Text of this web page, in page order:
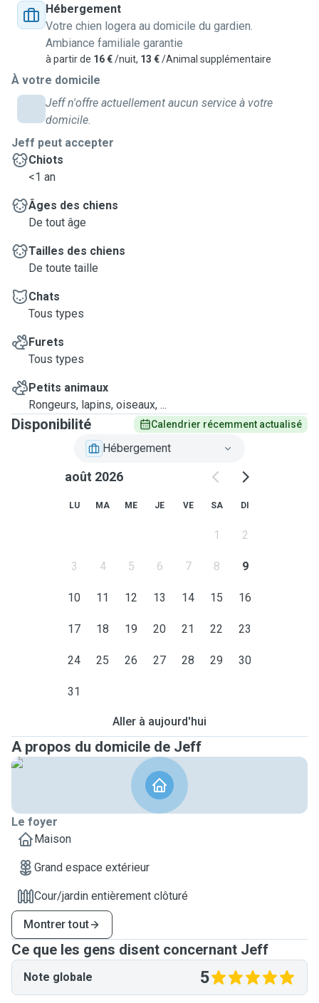
Hébergement
Votre chien logera au domicile du gardien.
Ambiance familiale garantie
à partir de 16 €/nuit, 13 €/Animal supplémentaire
À votre domicile
Jeff n'offre actuellement aucun service à votre
domicile.
Jeff peut accepter
Chiots
<1 an
Âges des chiens
De tout âge
Tailles des chiens
De toute taille
Chats
Tous types
Furets
Tous types
Petits animaux
Rongeurs, lapins, oiseaux, ...
Disponibilité Calendrier récemment actualisé
Hébergement
août 2026
LU MA ME JE VE SA DI
1 2
3 4 5 6 7 8 9
10 11 12 13 14 15 16
17 18 19 20 21 22 23
24 25 26 27 28 29 30
31
Aller à aujourd'hui
A propos du domicile de Jeff
Le foyer
Maison
Grand espace extérieur
Cour/jardin entièrement clôturé
Montrer tout
Ce que les gens disent concernant Jeff
Note globale 5